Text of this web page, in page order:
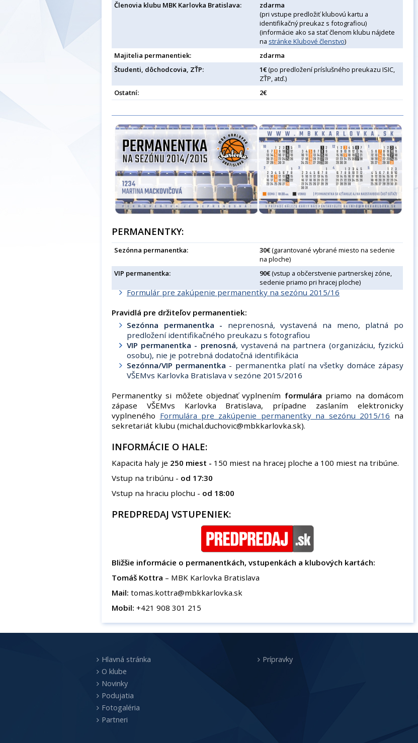
Členovia klubu MBK Karlovka Bratislava:
zdarma
(pri vstupe predložiť klubovú kartu a
identifikačný preukaz s fotografiou)
(informácie ako sa stať členom klubu nájdete
na stránke Klubové členstvo)
Majitelia permanentiek:
zdarma
Študenti, dôchodcovia, ZŤP:
1€(po predložení príslušného preukazu ISIC,
ZŤP, atď.)
Ostatní:
2€
PERMANENTKY:
Sezónna permanentka: 30€(garantované vybrané miesto na sedenie
na ploche)
VIP permanentka:
90€(vstup a občerstvenie partnerskej zóne,
sedenie priamo pri hracej ploche)
Formulár pre zakúpenie permanentky na sezónu 2015/16
Pravidlá pre držiteľov permanentiek:
Sezónna permanentka - neprenosná, vystavená na meno, platná po
predložení identifikačného preukazu s fotografiou
VIP permanentka - prenosná, vystavená na partnera (organizáciu, fyzickú
osobu), nie je potrebná dodatočná identifikácia
Sezónna/VIP permanentka - permanentka platí na všetky domáce zápasy
VŠEMvs Karlovka Bratislava v sezóne 2015/2016
Permanentky si môžete objednať vyplnením formulára priamo na domácom
zápase VŠEMvs Karlovka Bratislava, prípadne zaslaním elektronicky
vyplneného Formulára pre zakúpenie permanentky na sezónu 2015/16 na
sekretariát klubu (michal.duchovic@mbkkarlovka.sk).
INFORMÁCIE O HALE:
Kapacita haly je 250 miest - 150 miest na hracej ploche a 100 miest na tribúne.
Vstup na tribúnu - od 17:30
Vstup na hraciu plochu - od 18:00
PREDPREDAJ VSTUPENIEK:
Bližšie informácie o permanentkách, vstupenkách a klubových kartách:
Tomáš Kottra – MBK Karlovka Bratislava
Mail: tomas.kottra@mbkkarlovka.sk
Mobil: +421 908 301 215
Hlavná stránka
O klube
Novinky
Podujatia
Fotogaléria
Partneri
Prípravky